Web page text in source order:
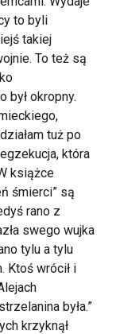
to byli
takiej
To też są
był okropny.
tuż po
która
książce
śmierci” są
rano z
swego wujka
tylu a tylu
Ktoś wrócił i
była.”
krzyknął